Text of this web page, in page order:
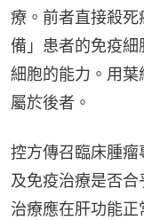
療。前者直接殺
備」患者的免疫
細胞的能力。用葉
屬於後者。
控方傳召臨床腫瘤
及免疫治療是否
治療應在肝功能